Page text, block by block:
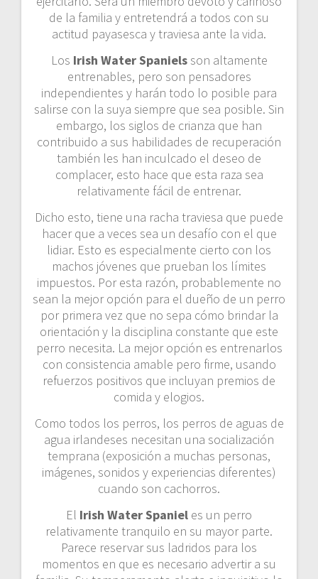
de la familia y entretendrá a todos con su
actitud payasesca y traviesa ante la vida.
Los Irish Water Spanielsson altamente
entrenables, pero son pensadores
independientes y harán todo lo posible para
salirse con la suya siempre que sea posible. Sin
embargo, los siglos de crianza que han
contribuido a sus habilidades de recuperación
también les han inculcado el deseo de
complacer, esto hace que esta raza sea
relativamente fácil de entrenar.
Dicho esto, tiene una racha traviesa que puede
hacer que a veces sea un desafío con el que
lidiar. Esto es especialmente cierto con los
machos jóvenes que prueban los límites
impuestos. Por esta razón, probablemente no
sean la mejor opción para el dueño de un perro
por primera vez que no sepa cómo brindar la
orientación y la disciplina constante que este
perro necesita. La mejor opción es entrenarlos
con consistencia amable pero firme, usando
refuerzos positivos que incluyan premios de
comida y elogios.
Como todos los perros, los perros de aguas de
agua irlandeses necesitan una socialización
temprana (exposición a muchas personas,
imágenes, sonidos y experiencias diferentes)
cuando son cachorros.
El Irish Water Spaniel es un perro
relativamente tranquilo en su mayor parte.
Parece reservar sus ladridos para los
momentos en que es necesario advertir a su